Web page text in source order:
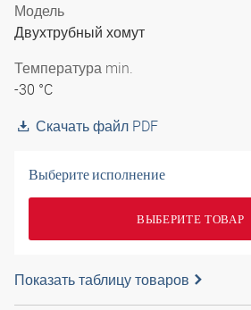
Модель
Двухтрубный хомут
Температура min.
-30 °C
Скачать файл PDF
Выберите исполнение
ВЫБЕРИТЕ ТОВАР
Показать таблицу товаров